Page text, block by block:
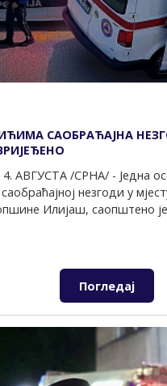
САОБРАЋАЈНА
АВГУСТА /СРНА/ - Једна
саобраћајној незгоди у
Илијаш, саопштено
Погледај